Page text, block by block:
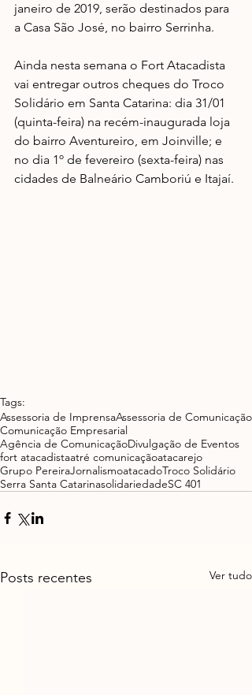
janeiro de 2019, serão destinados para
a Casa São José, no bairro Serrinha.
Ainda nesta semana o Fort Atacadista
vai entregar outros cheques do Troco
Solidário em Santa Catarina: dia 31/01
(quinta-feira) na recém-inaugurada loja
do bairro Aventureiro, em Joinville; e
no dia 1º de fevereiro (sexta-feira) nas
cidades de Balneário Camboriú e Itajaí.
Tags:
Assessoria de ImprensaAssessoria de Comunicação
Comunicação Empresarial
Agência de ComunicaçãoDivulgação de Eventos
fort atacadistaatré comunicaçãoatacarejo
Grupo PereiraJornalismoatacadoTroco Solidário
Serra Santa CatarinasolidariedadeSC 401
Posts recentes Ver tudo